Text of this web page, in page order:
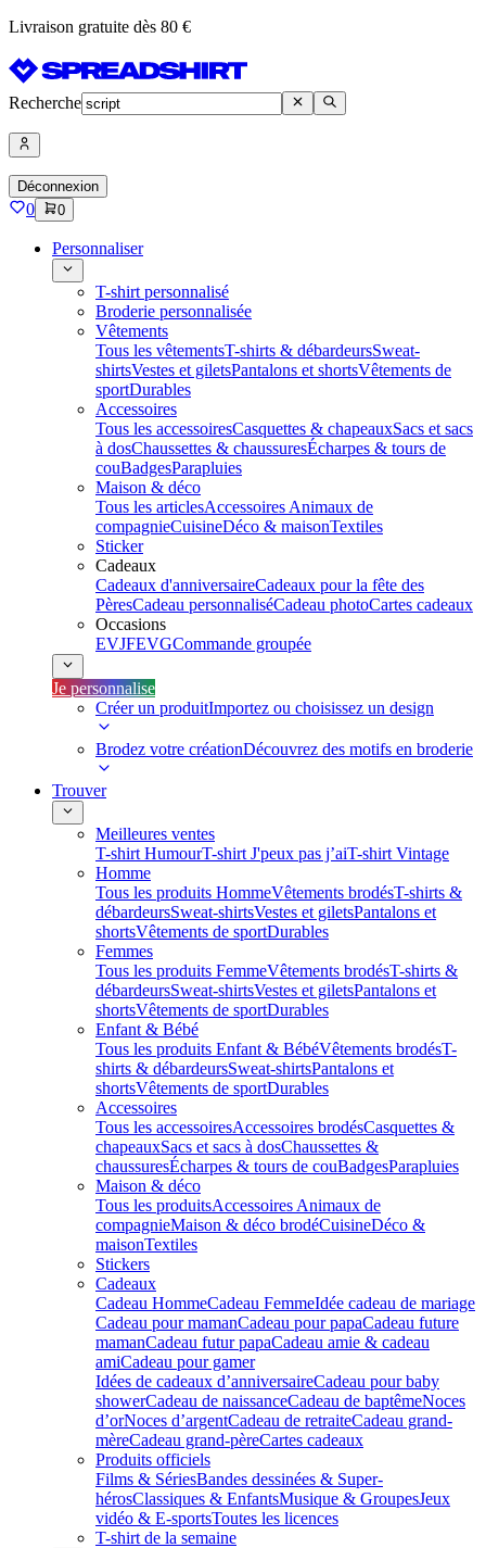
Livraison gratuite dès 80 €
Recherche
Déconnexion
0 0
Personnaliser
T-shirt personnalisé
Broderie personnalisée
Vêtements
Tous les vêtementsT-shirts & débardeursSweat-
shirtsVestes et giletsPantalons et shortsVêtements de
sportDurables
Accessoires
Tous les accessoiresCasquettes & chapeauxSacs et sacs
à dosChaussettes & chaussuresÉcharpes & tours de
couBadgesParapluies
Maison & déco
Tous les articlesAccessoires Animaux de
compagnieCuisineDéco & maisonTextiles
Sticker
Cadeaux
Cadeaux d'anniversaireCadeaux pour la fête des
PèresCadeau personnaliséCadeau photoCartes cadeaux
Occasions
EVJFEVGCommande groupée
Je personnalise
Créer un produitImportez ou choisissez un design
Brodez votre créationDécouvrez des motifs en broderie
Trouver
Meilleures ventes
T-shirt HumourT-shirt J'peux pas j’aiT-shirt Vintage
Homme
Tous les produits HommeVêtements brodésT-shirts &
débardeursSweat-shirtsVestes et giletsPantalons et
shortsVêtements de sportDurables
Femmes
Tous les produits FemmeVêtements brodésT-shirts &
débardeursSweat-shirtsVestes et giletsPantalons et
shortsVêtements de sportDurables
Enfant & Bébé
Tous les produits Enfant & BébéVêtements brodésT-
shirts & débardeursSweat-shirtsPantalons et
shortsVêtements de sportDurables
Accessoires
Tous les accessoiresAccessoires brodésCasquettes &
chapeauxSacs et sacs à dosChaussettes &
chaussuresÉcharpes & tours de couBadgesParapluies
Maison & déco
Tous les produitsAccessoires Animaux de
compagnieMaison & déco brodéCuisineDéco &
maisonTextiles
Stickers
Cadeaux
Cadeau HommeCadeau FemmeIdée cadeau de mariage​
Cadeau pour mamanCadeau pour papaCadeau future
mamanCadeau futur papaCadeau amie & cadeau
amiCadeau pour gamer
Idées de cadeaux d’anniversaireCadeau pour baby
showerCadeau de naissanceCadeau de baptêmeNoces
d’orNoces d’argentCadeau de retraiteCadeau grand-
mèreCadeau grand-pèreCartes cadeaux
Produits officiels
Films & SériesBandes dessinées & Super-
hérosClassiques & EnfantsMusique & GroupesJeux
vidéo & E-sportsToutes les licences
T-shirt de la semaine